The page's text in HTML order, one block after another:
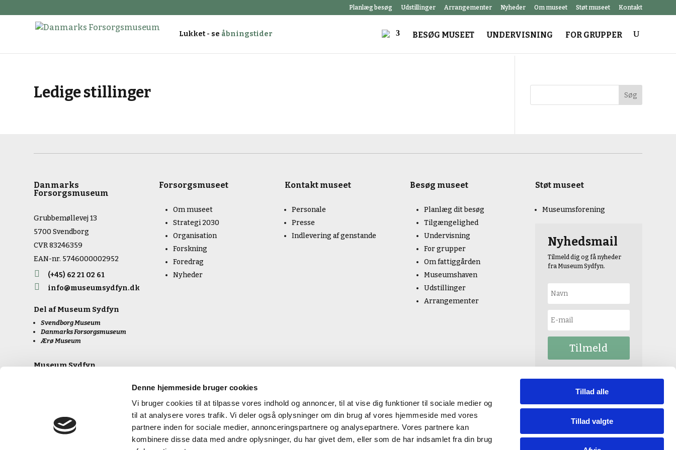
Denne hjemmeside bruger cookies
Vi bruger cookies til at tilpasse vores indhold og annoncer, til at vise dig funktioner til sociale medier og
til at analysere vores trafik. Vi deler også oplysninger om din brug af vores hjemmeside med vores
partnere inden for sociale medier, annonceringspartnere og analysepartnere. Vores partnere kan
kombinere disse data med andre oplysninger, du har givet dem, eller som de har indsamlet fra din brug
Tillad alle
Tillad valgte
Planlæg besøg Udstillinger Arrangementer Nyheder Om museet Støt museet Kontakt
Lukket - se åbningstider BESØG MUSEET UNDERVISNING FOR GRUPPER
Ledige stillinger Søg
Danmarks
Forsorgsmuseum
Grubbemøllevej 13
5700 Svendborg
CVR 83246359
EAN-nr. 5746000002952
 (+45) 62 21 02 61
 info@museumsydfyn.dk
Del afMuseum Sydfyn
Svendborg Museum
Danmarks Forsorgsmuseum
Ærø Museum
Museum Sydfyn
Forsorgsmuseet
Om museet
Strategi 2030
Organisation
Forskning
Foredrag
Nyheder
Kontakt museet
Personale
Presse
Indlevering af genstande
Besøg museet
Planlæg dit besøg
Tilgængelighed
Undervisning
For grupper
Om fattiggården
Museumshaven
Udstillinger
Arrangementer
Støt museet
Museumsforening
Nyhedsmail
Tilmeld dig og få nyheder
fra Museum Sydfyn.
Tilmeld